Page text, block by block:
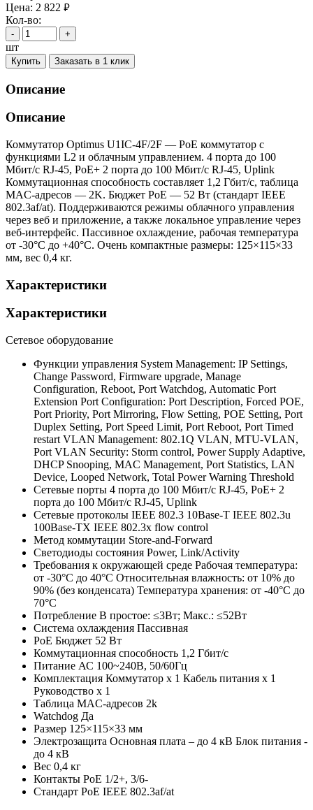
Цена: 2 822 руб.
Кол-во:
- +
шт
Купить Заказать в 1 клик
Описание
Описание
Коммутатор Optimus U1IC-4F/2F — PoE коммутатор с
функциями L2 и облачным управлением. 4 порта до 100
Мбит/с RJ-45, PoE+ 2 порта до 100 Мбит/с RJ-45, Uplink
Коммутационная способность составляет 1,2 Гбит/с, таблица
MAC-адресов — 2K. Бюджет PoE — 52 Вт (стандарт IEEE
802.3af/at). Поддерживаются режимы облачного управления
через веб и приложение, а также локальное управление через
веб-интерфейс. Пассивное охлаждение, рабочая температура
от -30°C до +40°C. Очень компактные размеры: 125×115×33
мм, вес 0,4 кг.
Характеристики
Характеристики
Сетевое оборудование
Функции управления System Management: IP Settings,
Change Password, Firmware upgrade, Manage
Configuration, Reboot, Port Watchdog, Automatic Port
Extension Port Configuration: Port Description, Forced POE,
Port Priority, Port Mirroring, Flow Setting, POE Setting, Port
Duplex Setting, Port Speed Limit, Port Reboot, Port Timed
restart VLAN Management: 802.1Q VLAN, MTU-VLAN,
Port VLAN Security: Storm control, Power Supply Adaptive,
DHCP Snooping, MAC Management, Port Statistics, LAN
Device, Looped Network, Total Power Warning Threshold
Сетевые порты 4 порта до 100 Мбит/с RJ-45, PoE+ 2
порта до 100 Мбит/с RJ-45, Uplink
Сетевые протоколы IEEE 802.3 10Base-T IEEE 802.3u
100Base-TX IEEE 802.3x flow control
Метод коммутации Store-and-Forward
Светодиоды состояния Power, Link/Activity
Требования к окружающей среде Рабочая температура:
от -30°C до 40°C Относительная влажность: от 10% до
90% (без конденсата) Температура хранения: от -40°C до
70°C
Потребление В простое: ≤3Вт; Макс.: ≤52Вт
Система охлаждения Пассивная
PoE Бюджет 52 Вт
Коммутационная способность 1,2 Гбит/с
Питание АС 100~240В, 50/60Гц
Комплектация Коммутатор х 1 Кабель питания х 1
Руководство х 1
Таблица MAC-адресов 2k
Watchdog Да
Размер 125×115×33 мм
Электрозащита Основная плата – до 4 кВ Блок питания -
до 4 кВ
Вес 0,4 кг
Контакты PoE 1/2+, 3/6-
Стандарт PoE IEEE 802.3af/at